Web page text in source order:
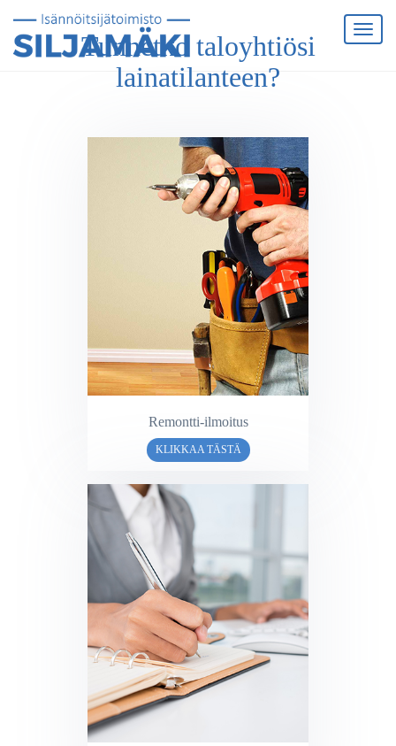
Tunnetko taloyhtiösi
lainatilanteen?
Remontti-ilmoitus
KLIKKAA TÄSTÄ